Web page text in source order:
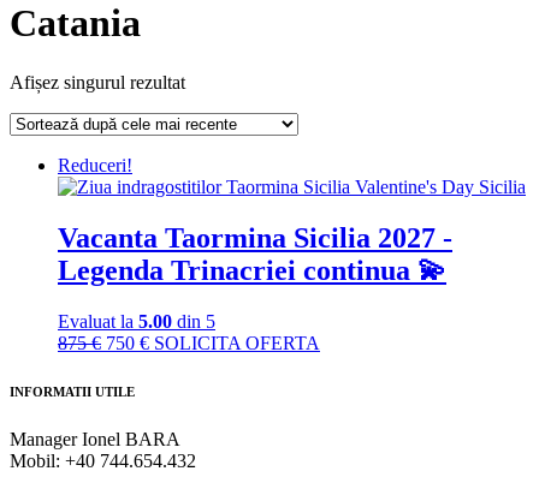
Catania
Afișez singurul rezultat
Reduceri!
Vacanta Taormina Sicilia 2027 -
Legenda Trinacriei continua 💫
Evaluat la 5.00 din 5
875€ Prețul
a
875 €.
750 €Prețul
SOLICITA OFERTA
INFORMATII UTILE
Manager Ionel BARA
Mobil: +40 744.654.432